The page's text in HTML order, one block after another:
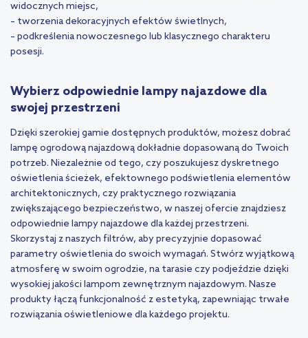
widocznych miejsc,
– tworzenia dekoracyjnych efektów świetlnych,
– podkreślenia nowoczesnego lub klasycznego charakteru
posesji.
Wybierz odpowiednie lampy najazdowe dla
swojej przestrzeni
Dzięki szerokiej gamie dostępnych produktów, możesz dobrać
lampę ogrodową najazdową dokładnie dopasowaną do Twoich
potrzeb. Niezależnie od tego, czy poszukujesz dyskretnego
oświetlenia ścieżek, efektownego podświetlenia elementów
architektonicznych, czy praktycznego rozwiązania
zwiększającego bezpieczeństwo, w naszej ofercie znajdziesz
odpowiednie lampy najazdowe dla każdej przestrzeni.
Skorzystaj z naszych filtrów, aby precyzyjnie dopasować
parametry oświetlenia do swoich wymagań. Stwórz wyjątkową
atmosferę w swoim ogrodzie, na tarasie czy podjeździe dzięki
wysokiej jakości lampom zewnętrznym najazdowym. Nasze
produkty łączą funkcjonalność z estetyką, zapewniając trwałe
rozwiązania oświetleniowe dla każdego projektu.